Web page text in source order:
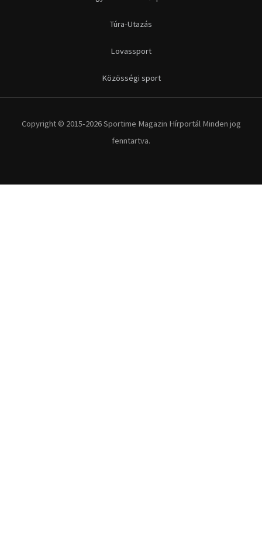
Túra-Utazás
Lovassport
Közösségi sport
Copyright © 2015-2026 Sportime Magazin Hírportál Minden jog
fenntartva.